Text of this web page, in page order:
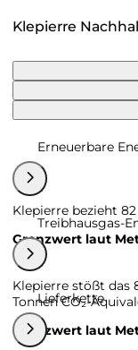
Klepierre
Erneuerbare
Klepierre bezieht
Grenzwert laut
Treibhausgas-
Klepierre stößt das
Tonnen CO₂-
Grenzwert laut
Lieferkette